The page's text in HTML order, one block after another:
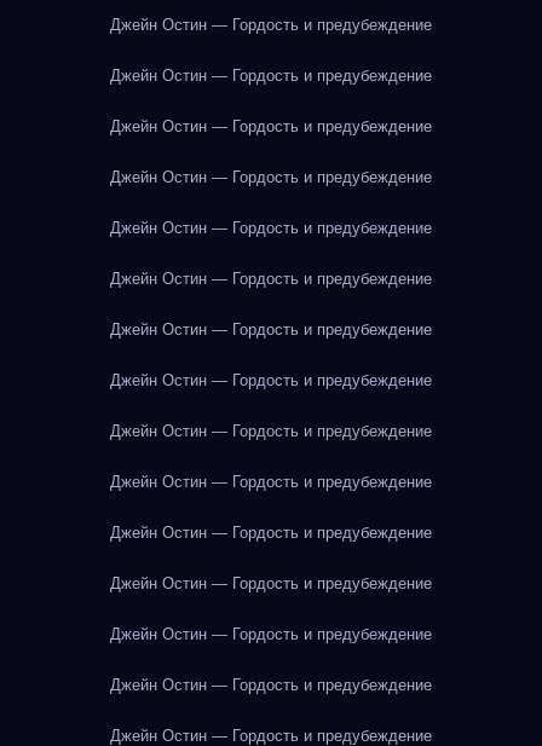
Джейн Остин — Гордость и предубеждение
Джейн Остин — Гордость и предубеждение
Джейн Остин — Гордость и предубеждение
Джейн Остин — Гордость и предубеждение
Джейн Остин — Гордость и предубеждение
Джейн Остин — Гордость и предубеждение
Джейн Остин — Гордость и предубеждение
Джейн Остин — Гордость и предубеждение
Джейн Остин — Гордость и предубеждение
Джейн Остин — Гордость и предубеждение
Джейн Остин — Гордость и предубеждение
Джейн Остин — Гордость и предубеждение
Джейн Остин — Гордость и предубеждение
Джейн Остин — Гордость и предубеждение
Джейн Остин — Гордость и предубеждение